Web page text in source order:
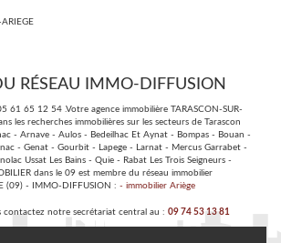
RÉSEAU IMMO-DIFFUSION
61 65 12 54 .Votre agence immobilière TARASCON-SUR-
les recherches immobilières sur les secteurs de Tarascon
- Arnave - Aulos - Bedeilhac Et Aynat - Bompas - Bouan -
- Genat - Gourbit - Lapege - Larnat - Mercus Garrabet -
Ussat Les Bains - Quie - Rabat Les Trois Seigneurs -
dans le 09 est membre du réseau immobilier
(09) - IMMO-DIFFUSION : - immobilier Ariège
contactez notre secrétariat central au : 09 74 53 13 81